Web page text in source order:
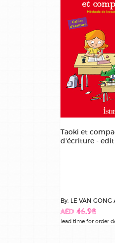
Taoki et
d'écriture -
By: LE VAN GONG
AED 46.98
lead time for order